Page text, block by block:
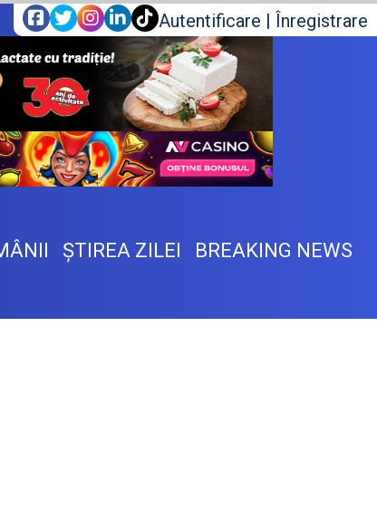
Autentificare | Înregistrare
ŞTIREA ZILEI BREAKING NEWS